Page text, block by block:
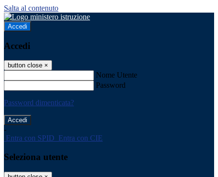
Salta al contenuto
Accedi
Accedi
button close ×
Nome Utente
Password
Password dimenticata?
-
Entra con SPID Entra con CIE
Seleziona utente